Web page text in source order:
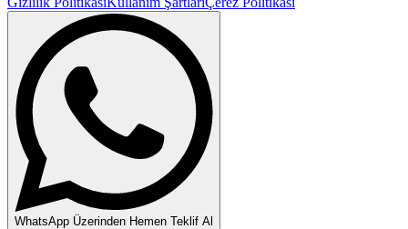
WhatsApp Üzerinden Hemen Teklif Al